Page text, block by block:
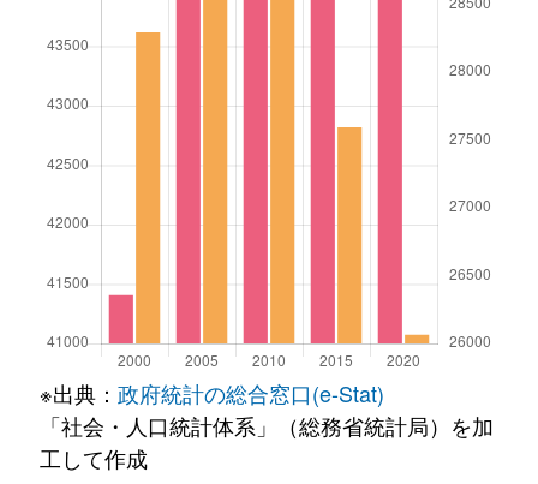
※出典： 政府統計の総合窓口(e-Stat)
「社会・人口統計体系」（総務省統計局）を加
工して作成